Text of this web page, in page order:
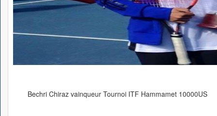
Bechri Chiraz vainqueur Tournoi ITF Hammamet 10000US